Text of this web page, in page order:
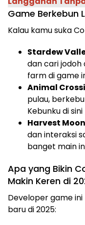
Game Berkebun
Kalau kamu suka
Stardew
dan cari jodoh
farm di game
Animal
pulau,
Kebunku di
Harvest Moon
dan interaksi
banget main
Apa yang Bikin
Makin Keren di
Developer game
baru di 2025: